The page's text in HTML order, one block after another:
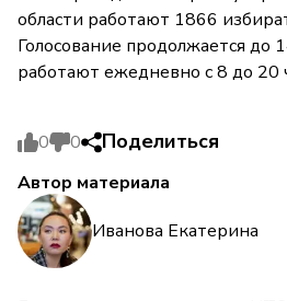
области работают 1866
Голосование продолжается до
работают ежедневно с 8 до 20
0 0 Поделиться
Автор материала
Иванова Екатерина